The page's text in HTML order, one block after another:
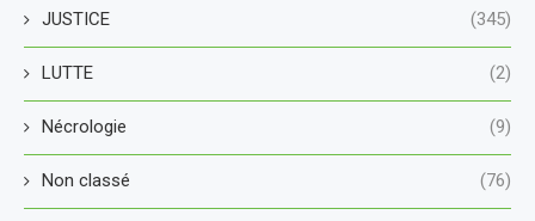
JUSTICE (345)
LUTTE (2)
Nécrologie (9)
Non classé (76)